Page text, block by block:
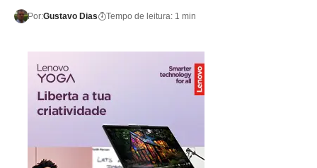
Por:Gustavo Dias Tempo de leitura: 1 min